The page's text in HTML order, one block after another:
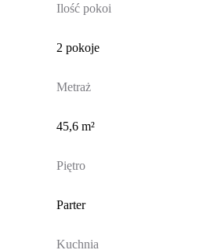
Ilość pokoi
2 pokoje
Metraż
45,6 m²
Piętro
Parter
Kuchnia